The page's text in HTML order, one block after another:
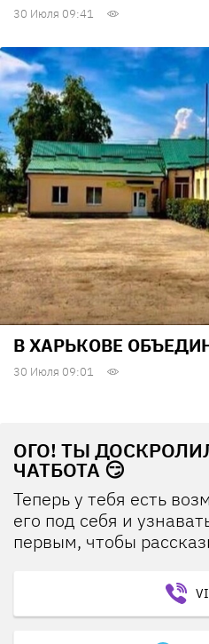
30 Июля 09:41
В ХАРЬКОВЕ
30 Июля 09:01
ОГО! ТЫ
ЧАТБОТА 😏
Теперь у тебя есть
его под себя и
первым, чтобы